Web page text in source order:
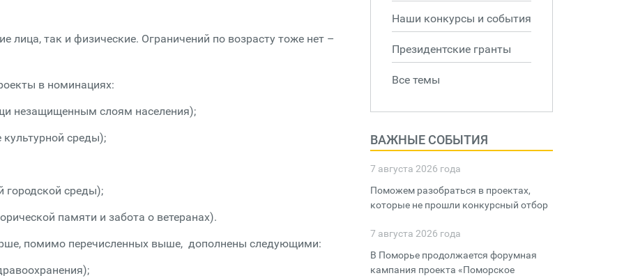
лица, так и физические. Ограничений по возрасту тоже нет –
в номинациях:
незащищенным слоям населения);
среды);
среды);
памяти и забота о ветеранах).
помимо перечисленных выше, дополнены следующими:
Наши конкурсы и события
Президентские гранты
Все темы
ВАЖНЫЕ СОБЫТИЯ
7 августа 2026 года
Поможем разобраться в проектах,
которые не прошли конкурсный отбор
7 августа 2026 года
В Поморье продолжается форумная
кампания проекта «Поморское